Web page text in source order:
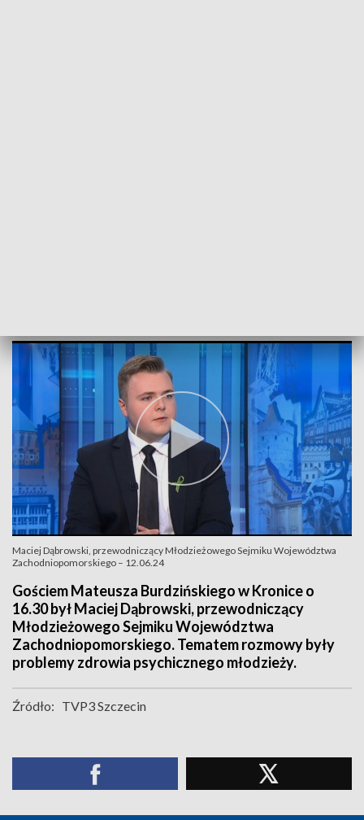
Maciej Dąbrowski, przewodniczący Młodzieżowego Sejmiku Województwa
Zachodniopomorskiego – 12.06.24
Gościem Mateusza Burdzińskiego w Kronice o
16.30 był Maciej Dąbrowski, przewodniczący
Młodzieżowego Sejmiku Województwa
Zachodniopomorskiego. Tematem rozmowy były
problemy zdrowia psychicznego młodzieży.
Źródło: TVP3 Szczecin